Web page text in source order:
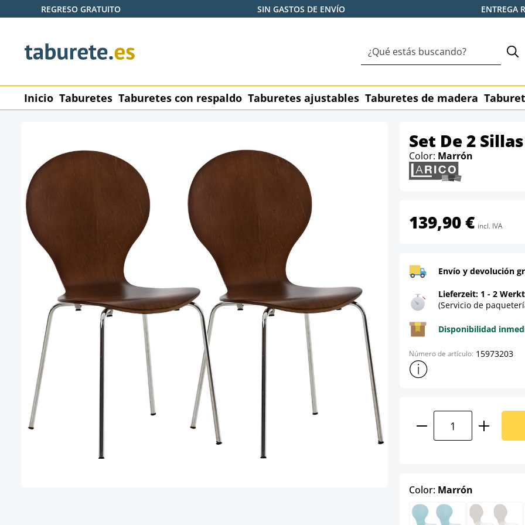
al contenido principal
Saltar a la búsqueda
Saltar a la navegación principal
REGRESO GRATUITO SIN GASTOS DE ENVÍO ENTREGA
Inicio Taburetes Taburetes con respaldo Taburetes ajustables Taburetes de madera
Set De 2
Color: Marrón
139,90 € incl. IVA
Envío y devolución
Lieferzeit: 1 - 2
(Servicio de
Disponibilidad
Número de artículo: 15973203
Mostrar más información
Cantidad del
Color: Marrón